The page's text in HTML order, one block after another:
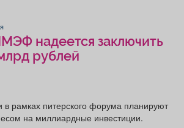
Транспорт
Обучение Проекты
надеется заключить
рублей
в рамках питерского форума планируют
на миллиардные инвестиции.